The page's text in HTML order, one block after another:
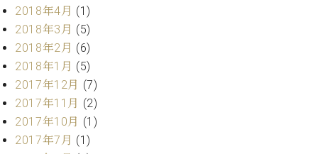
W.
ホ
フ
マ
ン
ト
ラ
デ
ィ
技
術
営
セ
ン
タ
ー
2018年4月 (1)
2018年3月 (5)
2018年2月 (6)
2018年1月 (5)
2017年12月 (7)
2017年11月 (2)
2017年10月 (1)
2017年7月 (1)